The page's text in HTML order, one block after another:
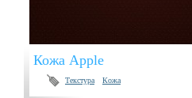
Кожа Apple
Текстура Кожа